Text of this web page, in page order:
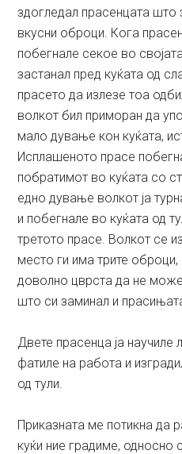
здогледал прасенцата што
вкусни оброци. Кога
побегнале секое во
застанал пред куќата од
прасето да излезе тоа
волкот бил приморан да
мало дување кон куќата,
Исплашеното прасе
побратимот во куќата со
едно дување волкот ја
и побегнале во куќата од
третото прасе. Волкот се
место ги има трите
доволно цврста да не
што си заминал и
Двете прасенца ја научиле
фатиле на работа и
од тули.
Приказната ме потикна да
куќи ние градиме, односно